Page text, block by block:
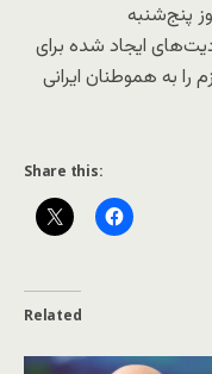
پنج‌شنبه
ایجاد شده برای
به هموطنان ایرانی
Share this:
Related